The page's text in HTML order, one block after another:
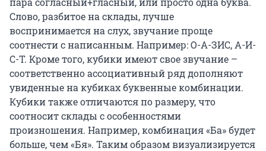
Слово, разбитое на склады, лучше
воспринимается на слух, звучание проще
соотнести с написанным. Например: О-А-ЗИС, А-И-
С-Т. Кроме того, кубики имеют свое звучание –
соответственно ассоциативный ряд дополняют
увиденные на кубиках буквенные комбинации.
Кубики также отличаются по размеру, что
соотносит склады с особенностями
произношения. Например, комбинация «Ба» будет
больше, чем «Бя». Таким образом визуализируется